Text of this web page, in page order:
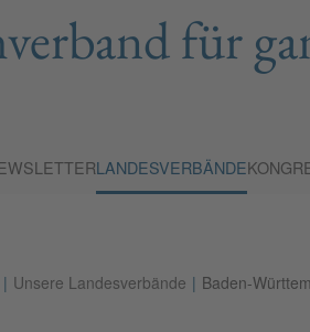
für
LANDESVERBÄNDE
Unsere Landesverbände Baden-